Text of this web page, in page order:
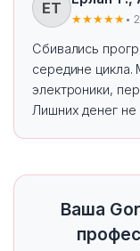
ЕТ
★★★★★ •
Сбивались
середине цикла.
электроники,
Лишних денег не
Ваша